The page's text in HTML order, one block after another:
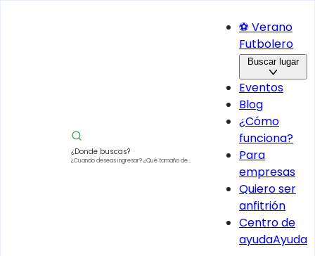
¿Donde buscas?
¿Cuando deseas ingresar?¿Qué tamaño de
⚽ Verano
Futbolero
Buscar lugar
Eventos
Blog
¿Cómo
funciona?
Para
empresas
Quiero ser
anfitrión
Centro de
ayudaAyuda